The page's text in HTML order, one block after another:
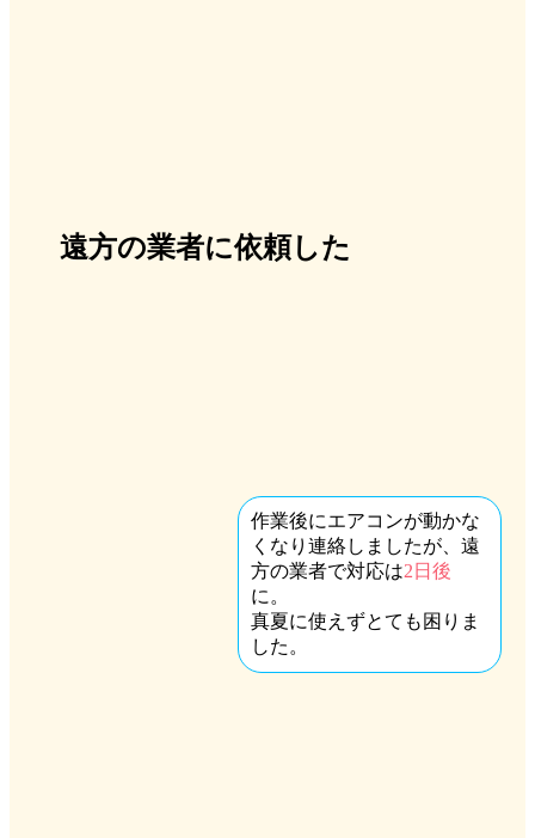
遠方の業者に依頼した
作業後にエアコンが動かな
くなり連絡しましたが、遠
方の業者で対応は2日後
に。
真夏に使えずとても困りま
した。